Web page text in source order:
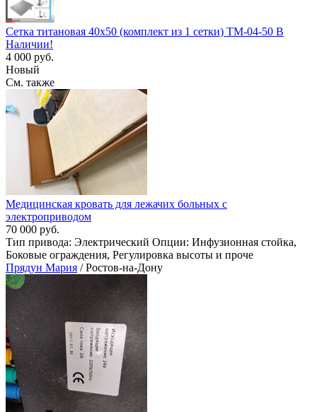
Сетка титановая 40х50 (комплект из 1 сетки) TM-04-50 В
Наличии!
4 000 руб.
Новый
См. также
Медицинская кровать для лежачих больных с
электроприводом
70 000 руб.
Тип привода: Электрический Опции: Инфузионная стойка,
Боковые ограждения, Регулировка высоты и проче
Прядун Мария / Ростов-на-Дону